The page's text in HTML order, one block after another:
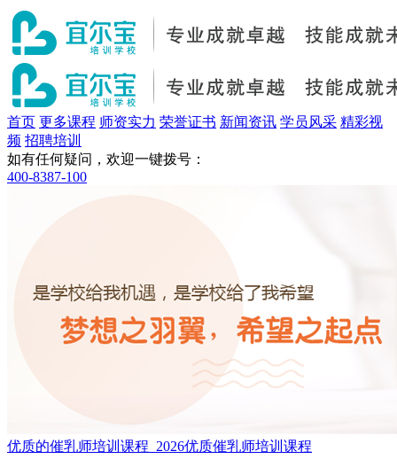
首页 更多课程 师资实力 荣誉证书 新闻资讯 学员风采 精彩视
频 招聘培训
如有任何疑问，欢迎一键拨号：
400-8387-100
优质的催乳师培训课程_2026优质催乳师培训课程